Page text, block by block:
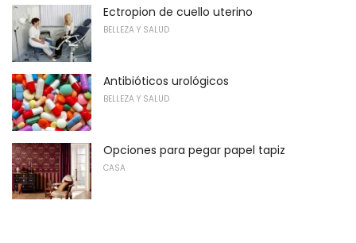
Ectropion de cuello uterino
BELLEZA Y SALUD
Antibióticos urológicos
BELLEZA Y SALUD
Opciones para pegar papel tapiz
CASA